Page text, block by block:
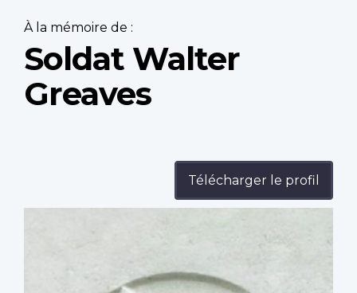
À la mémoire de :
Soldat Walter
Greaves
Télécharger le profil